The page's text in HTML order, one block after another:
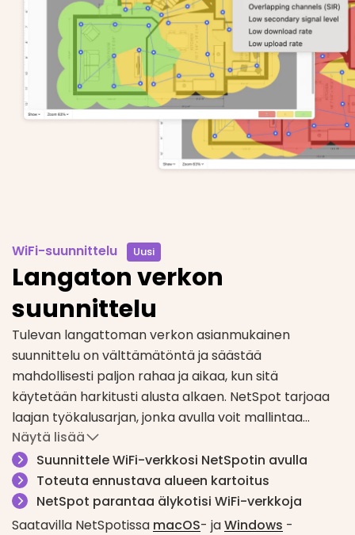
WiFi-suunnittelu Uusi
Langaton verkon
suunnittelu
Tulevan langattoman verkon asianmukainen
suunnittelu on välttämätöntä ja säästää
mahdollisesti paljon rahaa ja aikaa, kun sitä
käytetään harkitusti alusta alkaen. NetSpot tarjoaa
laajan työkalusarjan, jonka avulla voit mallintaa
tulevaa WiFi-tilaasi.
Käytä eri seinämateriaaleja tilan asettelun
luomiseksi, ovien ja ikkunoiden asettamiseksi, WiFi AP
-tyypin ja mallin, huoneiden ja niiden kokojen ja
suunnitelmien valitseminen jne.
Näytä lisää
Suunnittele WiFi-verkkosi NetSpotin avulla
Toteuta ennustava alueen kartoitus
NetSpot parantaa älykotisi WiFi-verkkoja
Saatavilla NetSpotissa macOS- jaWindows -